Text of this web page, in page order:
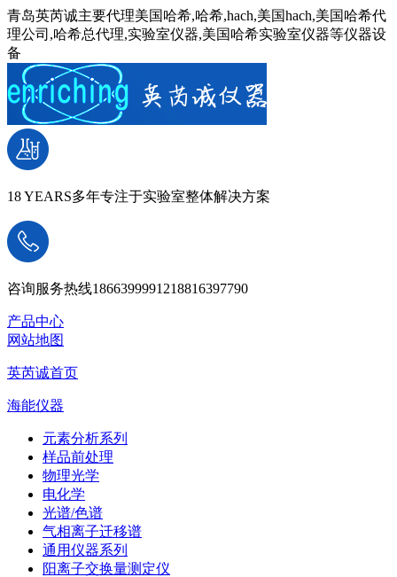
青岛英芮诚主要代理美国哈希,哈希,hach,美国hach,美国哈希代
理公司,哈希总代理,实验室仪器,美国哈希实验室仪器等仪器设
备
18 YEARS多年专注于实验室整体解决方案
咨询服务热线1866399991218816397790
产品中心
网站地图
英芮诚首页
海能仪器
元素分析系列
样品前处理
物理光学
电化学
光谱/色谱
气相离子迁移谱
通用仪器系列
阳离子交换量测定仪